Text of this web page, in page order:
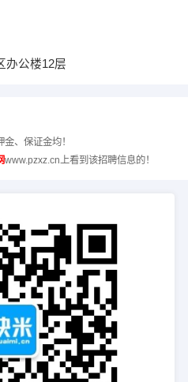
办公楼12层
、保证金均！
www.pzxz.cn上看到该招聘信息的！